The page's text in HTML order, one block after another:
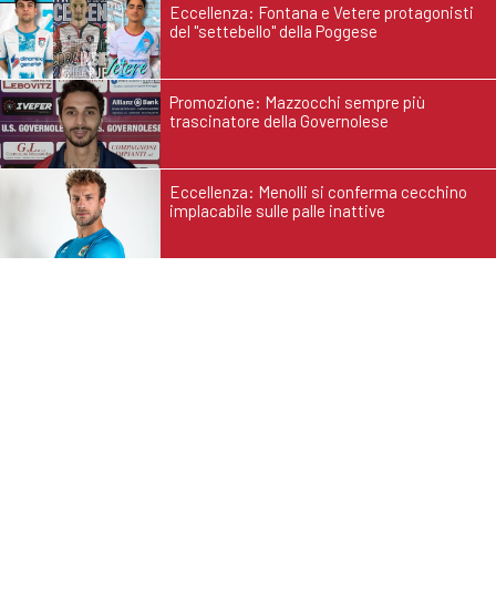
Eccellenza: Fontana e Vetere protagonisti
del "settebello" della Poggese
Promozione: Mazzocchi sempre più
trascinatore della Governolese
Eccellenza: Menolli si conferma cecchino
implacabile sulle palle inattive